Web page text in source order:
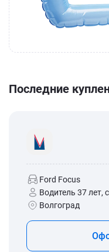
Последние
Ford Focus
Водитель 37 лет,
Волгоград